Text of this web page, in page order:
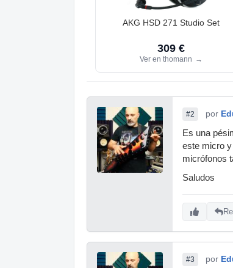
AKG HSD 271 Studio Set
309 €
Ver en thomann →
#2 por
Es una
este micro
micrófonos
Saludos
#3 por